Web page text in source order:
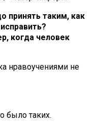
принять таким, как
когда человек
нравоучениями не
было таких.